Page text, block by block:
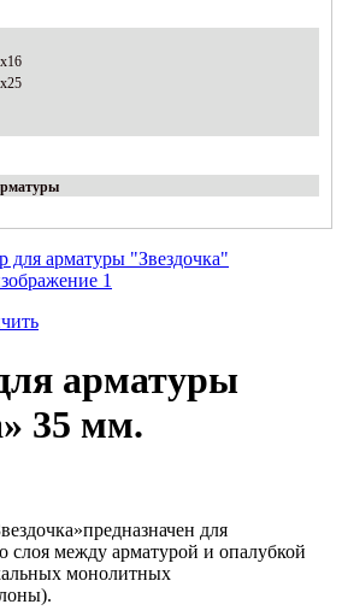
арматуры
35 мм.
для
слоя между арматурой и опалубкой
монолитных